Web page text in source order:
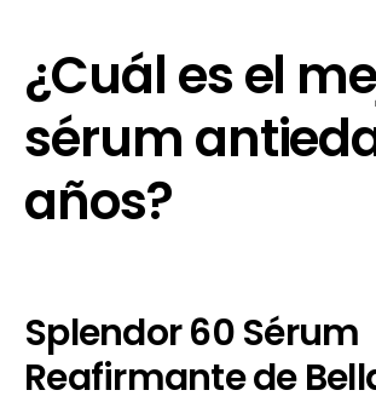
¿Cuál es el
sérum
años?
Splendor 60 Sérum
Reafirmante de